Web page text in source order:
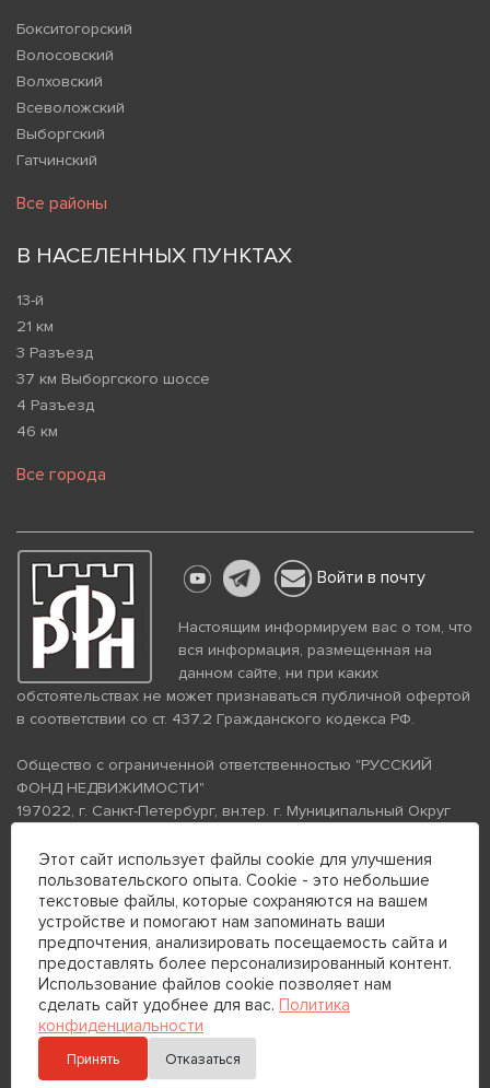
Бокситогорский
Волосовский
Волховский
Всеволожский
Выборгский
Гатчинский
Все районы
В НАСЕЛЕННЫХ ПУНКТАХ
13-й
21 км
3 Разъезд
37 км Выборгского шоссе
4 Разъезд
46 км
Все города
Войти в почту
Настоящим информируем вас о том, что
вся информация, размещенная на
данном сайте, ни при каких
обстоятельствах не может признаваться публичной офертой
в соответствии со ст. 437.2 Гражданского кодекса РФ.
Общество с ограниченной ответственностью "РУССКИЙ
ФОНД НЕДВИЖИМОСТИ"
197022, г. Санкт-Петербург, вн.тер. г. Муниципальный Округ
помещение 26Н, комната 103
ИНН 7813672570 КПП 781301001 ОГРН 1237800058870
Политика конфиденциальности
Политика обработки
персональных данных
Телефон для связи:
+7 (812) 200-99-98
+7 (812) 200-88-89
Этот сайт использует файлы cookie для улучшения
пользовательского опыта. Cookie - это небольшие
текстовые файлы, которые сохраняются на вашем
устройстве и помогают нам запоминать ваши
предпочтения, анализировать посещаемость сайта и
предоставлять более персонализированный контент.
Использование файлов cookie позволяет нам
сделать сайт удобнее для вас. Политика
конфиденциальности
Принять Отказаться